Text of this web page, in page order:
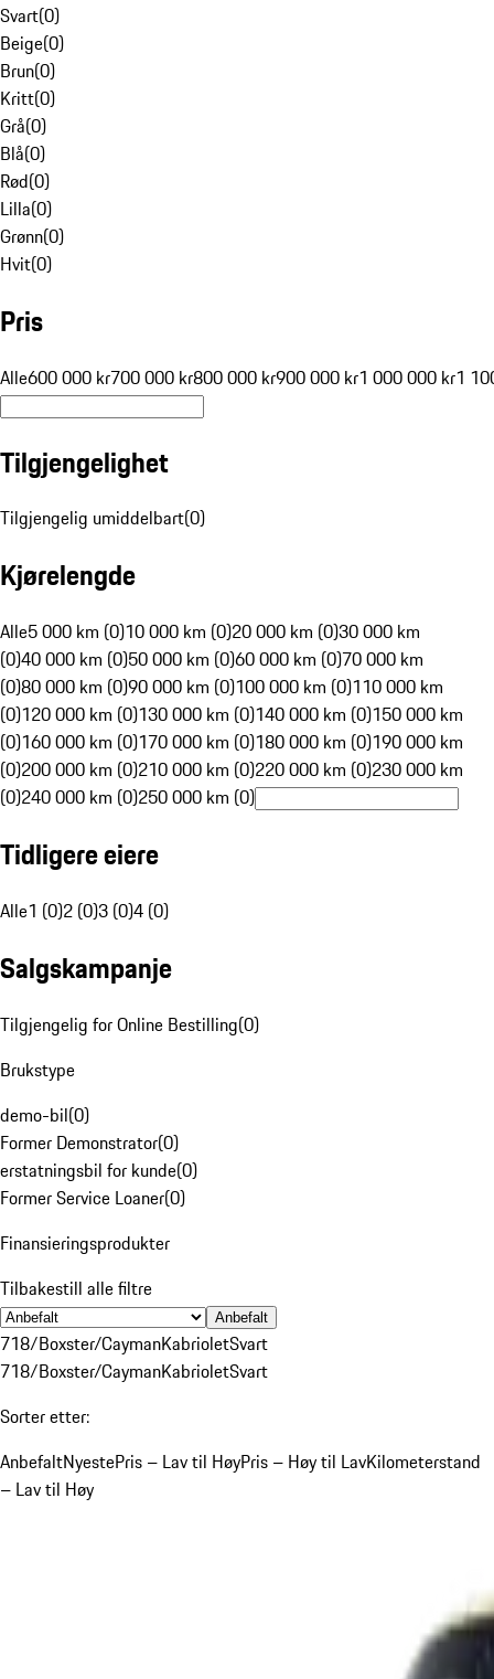
Svart(0)
Beige(0)
Brun(0)
Kritt(0)
Grå(0)
Blå(0)
Rød(0)
Lilla(0)
Grønn(0)
Hvit(0)
Pris
Alle600 000 kr700 000 kr800 000 kr900 000 kr1 000 000 kr1
Tilgjengelighet
Tilgjengelig umiddelbart(0)
Kjørelengde
Alle5 000 km (0)10 000 km (0)20 000 km (0)30 000 km
(0)40 000 km (0)50 000 km (0)60 000 km (0)70 000 km
(0)80 000 km (0)90 000 km (0)100 000 km (0)110 000 km
(0)120 000 km (0)130 000 km (0)140 000 km (0)150 000 km
(0)160 000 km (0)170 000 km (0)180 000 km (0)190 000 km
(0)200 000 km (0)210 000 km (0)220 000 km (0)230 000 km
(0)240 000 km (0)250 000 km (0)
Tidligere eiere
Alle1 (0)2 (0)3 (0)4 (0)
Salgskampanje
Tilgjengelig for Online Bestilling(0)
Brukstype
demo-bil(0)
Former Demonstrator(0)
erstatningsbil for kunde(0)
Former Service Loaner(0)
Finansieringsprodukter
Tilbakestill alle filtre
Anbefalt
718/Boxster/CaymanKabrioletSvart
718/Boxster/CaymanKabrioletSvart
Sorter etter:
AnbefaltNyestePris – Lav til HøyPris – Høy til LavKilometerstand
– Lav til Høy